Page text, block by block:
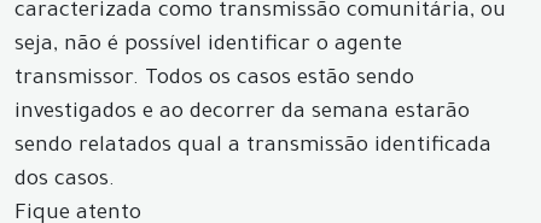
caracterizada como transmissão comunitária, ou
seja, não é possível identificar o agente
transmissor. Todos os casos estão sendo
investigados e ao decorrer da semana estarão
sendo relatados qual a transmissão identificada
dos casos.
Fique atento